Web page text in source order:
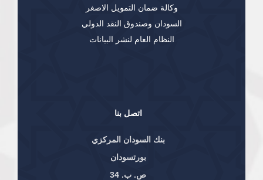
اتصل بنا
بنك السودان المركزي
بورتسودان
ص. ب. 34
وكالة ضمان التمويل الاصغر
السودان وصندوق النقد الدولي
النظام العام لنشر البيانات